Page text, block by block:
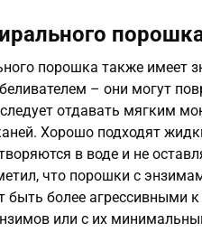
порошка также имеет
– они могут
отдавать мягким
Хорошо подходят
в воде и не
что порошки с
быть более агрессивными
или с их